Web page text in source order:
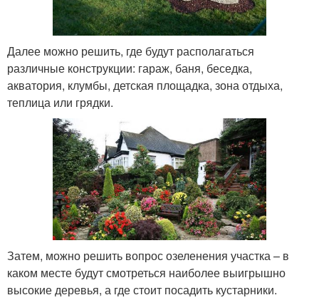
Далее можно решить, где будут располагаться
различные конструкции: гараж, баня, беседка,
акватория, клумбы, детская площадка, зона отдыха,
теплица или грядки.
Затем, можно решить вопрос озеленения участка – в
каком месте будут смотреться наиболее выигрышно
высокие деревья, а где стоит посадить кустарники.